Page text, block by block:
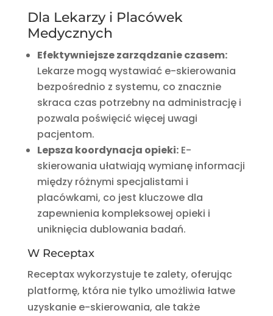
Dla Lekarzy i Placówek
Medycznych
Efektywniejsze zarządzanie czasem:
Lekarze mogą wystawiać e-skierowania
bezpośrednio z systemu, co znacznie
skraca czas potrzebny na administrację i
pozwala poświęcić więcej uwagi
pacjentom.
Lepsza koordynacja opieki:E-
skierowania ułatwiają wymianę informacji
między różnymi specjalistami i
placówkami, co jest kluczowe dla
zapewnienia kompleksowej opieki i
uniknięcia dublowania badań.
W Receptax
Receptax wykorzystuje te zalety, oferując
platformę, która nie tylko umożliwia łatwe
uzyskanie e-skierowania, ale także